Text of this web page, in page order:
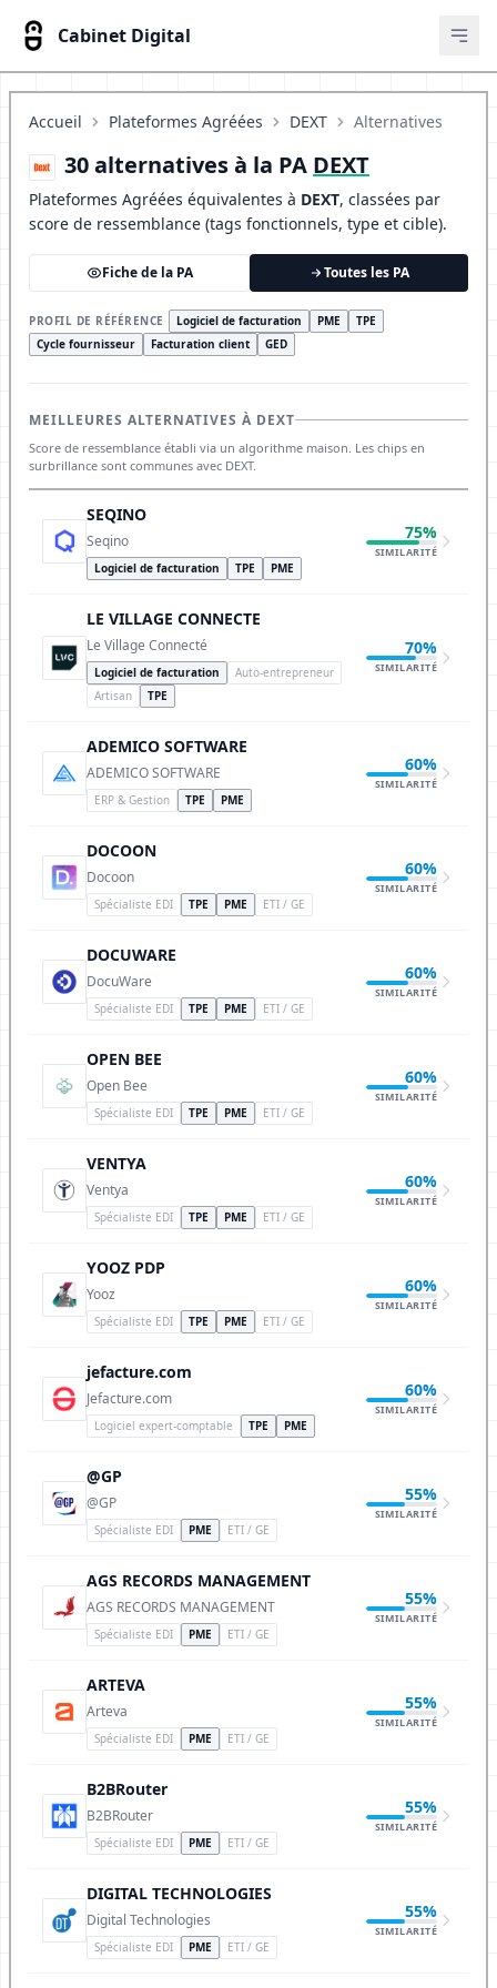
Cabinet Digital
Accueil Plateformes Agréées DEXT Alternatives
30 alternatives à la PA DEXT
Plateformes Agréées équivalentes à DEXT, classées par
score de ressemblance (tags fonctionnels, type et cible).
Fiche de la PA Toutes les PA
PROFIL DE RÉFÉRENCE Logiciel de facturation PME
TPE
Cycle fournisseur
Facturation client GED
MEILLEURES ALTERNATIVES À DEXT
Score de ressemblance établi via un algorithme maison. Les chips en
surbrillance sont communes avec DEXT.
SEQINO
Seqino
Logiciel de facturation TPE PME
75%
SIMILARITÉ
LE VILLAGE CONNECTE
Le Village Connecté
Logiciel de facturation
Auto-entrepreneur
Artisan
TPE
70%
SIMILARITÉ
ADEMICO SOFTWARE
ADEMICO SOFTWARE
ERP & Gestion TPE PME
60%
SIMILARITÉ
DOCOON
Docoon
Spécialiste EDI TPE PME ETI / GE
60%
SIMILARITÉ
DOCUWARE
DocuWare
Spécialiste EDI TPE PME ETI / GE
60%
SIMILARITÉ
OPEN BEE
Open Bee
Spécialiste EDI TPE PME ETI / GE
60%
SIMILARITÉ
VENTYA
Ventya
Spécialiste EDI TPE PME ETI / GE
60%
SIMILARITÉ
YOOZ PDP
Yooz
Spécialiste EDI TPE PME ETI / GE
60%
SIMILARITÉ
jefacture.com
Jefacture.com
Logiciel expert-comptable TPE PME
60%
SIMILARITÉ
@GP
@GP
Spécialiste EDI PME ETI / GE
55%
SIMILARITÉ
AGS RECORDS MANAGEMENT
AGS RECORDS MANAGEMENT
Spécialiste EDI PME ETI / GE
55%
SIMILARITÉ
ARTEVA
Arteva
Spécialiste EDI PME ETI / GE
55%
SIMILARITÉ
B2BRouter
B2BRouter
Spécialiste EDI PME ETI / GE
55%
SIMILARITÉ
DIGITAL TECHNOLOGIES
Digital Technologies
Spécialiste EDI PME ETI / GE
55%
SIMILARITÉ